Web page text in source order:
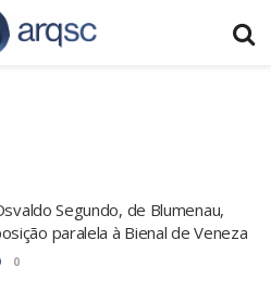
Segundo, de Blumenau,
paralela à Bienal de Veneza
0